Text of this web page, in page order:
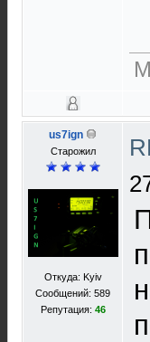
us7ign
Старожил
Откуда: Kyiv
Сообщений: 589
Репутация: 46